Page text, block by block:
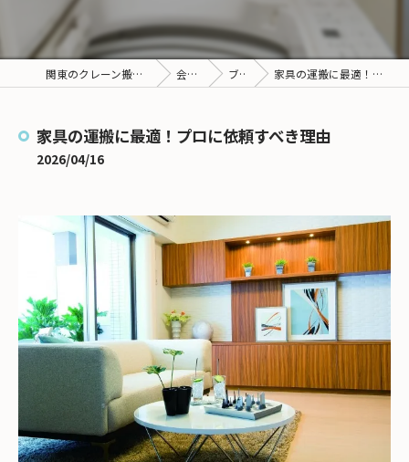
関東のクレーン搬入なら株式会社EHS 会社概要 ブログ 家具の運搬に最適！プロに依頼すべき理由
家具の運搬に最適！プロに依頼すべき理由
2026/04/16